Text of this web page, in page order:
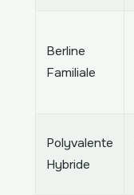
Berline
Familiale
Polyvalente
Hybride